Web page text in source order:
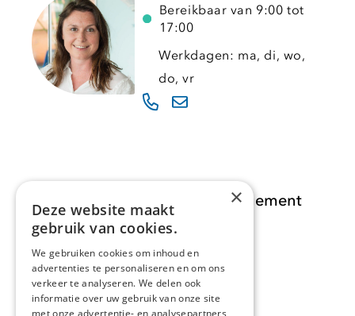
Bereikbaar van 9:00 tot
17:00
Werkdagen: ma, di, wo,
do, vr
Opdracht Informatiemanagement
Opdrachten
Actueel
Over ons
×
Deze website maakt
gebruik van cookies.
We gebruiken cookies om inhoud en
advertenties te personaliseren en om ons
verkeer te analyseren. We delen ook
informatie over uw gebruik van onze site
met onze advertentie- en analysepartners,